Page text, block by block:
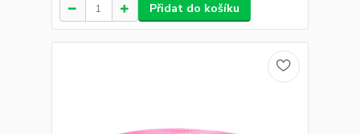
Přidat do košíku